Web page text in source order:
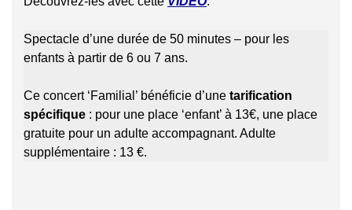
Spectacle d’une durée de 50 minutes – pour les
enfants à partir de 6 ou 7 ans.
Ce concert ‘Familial’ bénéficie d’une tarification
spécifique : pour une place ‘enfant’ à 13€, une place
gratuite pour un adulte accompagnant. Adulte
supplémentaire : 13 €.